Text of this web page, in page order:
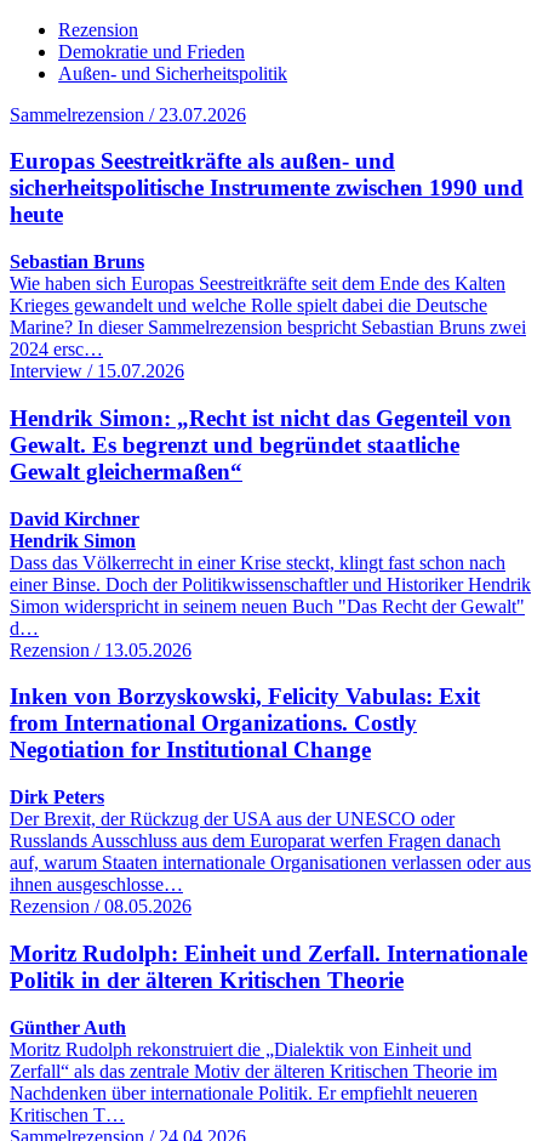
Rezension
Demokratie und Frieden
Außen- und Sicherheitspolitik
Sammelrezension / 23.07.2026
Europas Seestreitkräfte als außen- und
sicherheitspolitische Instrumente zwischen 1990 und
heute
Sebastian Bruns
Wie haben sich Europas Seestreitkräfte seit dem Ende des Kalten
Krieges gewandelt und welche Rolle spielt dabei die Deutsche
Marine? In dieser Sammelrezension bespricht Sebastian Bruns zwei
2024 ersc…
Interview / 15.07.2026
Hendrik Simon: „Recht ist nicht das Gegenteil von
Gewalt. Es begrenzt und begründet staatliche
Gewalt gleichermaßen“
David Kirchner
Hendrik Simon
Dass das Völkerrecht in einer Krise steckt, klingt fast schon nach
einer Binse. Doch der Politikwissenschaftler und Historiker Hendrik
Simon widerspricht in seinem neuen Buch "Das Recht der Gewalt"
d…
Rezension / 13.05.2026
Inken von Borzyskowski, Felicity Vabulas: Exit
from International Organizations. Costly
Negotiation for Institutional Change
Dirk Peters
Der Brexit, der Rückzug der USA aus der UNESCO oder
Russlands Ausschluss aus dem Europarat werfen Fragen danach
auf, warum Staaten internationale Organisationen verlassen oder aus
ihnen ausgeschlosse…
Rezension / 08.05.2026
Moritz Rudolph: Einheit und Zerfall. Internationale
Politik in der älteren Kritischen Theorie
Günther Auth
Moritz Rudolph rekonstruiert die „Dialektik von Einheit und
Zerfall“ als das zentrale Motiv der älteren Kritischen Theorie im
Nachdenken über internationale Politik. Er empfiehlt neueren
Kritischen T…
Sammelrezension / 24.04.2026